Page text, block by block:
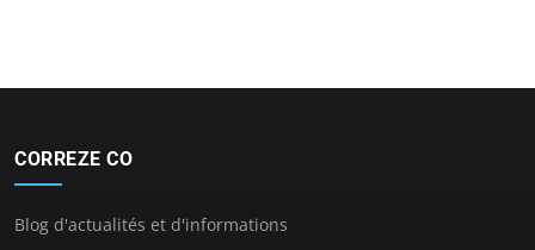
CORREZE CO
Blog d'actualités et d'informations